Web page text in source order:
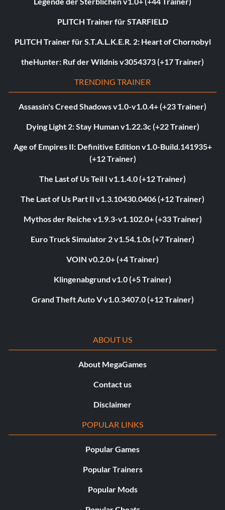
PLITCH Trainer für STARFIELD
PLITCH Trainer für S.T.A.L.K.E.R. 2: Heart of Chornobyl
theHunter: Ruf der Wildnis v3054373 (+17 Trainer)
TRENDING TRAINER
Assassin's Creed Shadows v1.0-v1.0.4+ (+23 Trainer)
Dying Light 2: Stay Human v1.22.3c (+22 Trainer)
Age of Empires II: Definitive Edition v1.0-Build.141935+
(+12 Trainer)
The Last of Us Teil I v1.1.4.0 (+12 Trainer)
The Last of Us Part II v1.3.10430.0406 (+12 Trainer)
Mythos der Reiche v1.9.3-v1.102.0+ (+33 Trainer)
Euro Truck Simulator 2 v1.54.1.0s (+7 Trainer)
VOIN v0.2.0+ (+4 Trainer)
Klingenabgrund v1.0 (+5 Trainer)
Grand Theft Auto V v1.0.3407.0 (+12 Trainer)
ABOUT US
About MegaGames
Contact us
Disclaimer
POPULAR LINKS
Popular Games
Popular Trainers
Popular Mods